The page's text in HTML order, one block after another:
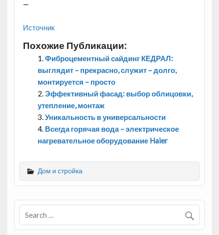
—
Источник
Похожие Публикации:
Фиброцементный сайдинг КЕДРАЛ:
выглядит – прекрасно, служит – долго,
монтируется – просто
Эффективный фасад: выбор облицовки,
утепление, монтаж
Уникальность в универсальности
Всегда горячая вода – электрическое
нагревательное оборудование Haier
Дом и стройка